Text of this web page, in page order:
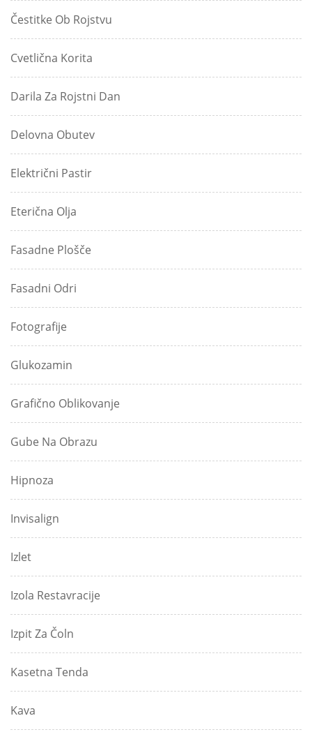
Čestitke Ob Rojstvu
Cvetlična Korita
Darila Za Rojstni Dan
Delovna Obutev
Električni Pastir
Eterična Olja
Fasadne Plošče
Fasadni Odri
Fotografije
Glukozamin
Grafično Oblikovanje
Gube Na Obrazu
Hipnoza
Invisalign
Izlet
Izola Restavracije
Izpit Za Čoln
Kasetna Tenda
Kava